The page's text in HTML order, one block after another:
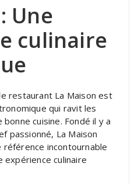
Une
culinaire
restaurant La Maison est
qui ravit les
cuisine. Fondé il y a
passionné, La Maison
référence incontournable
expérience culinaire